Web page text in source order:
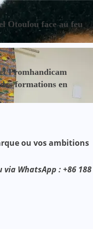
Otoulou face au feu
Promhandicam
formations en
ou vos ambitions
WhatsApp : +86 188